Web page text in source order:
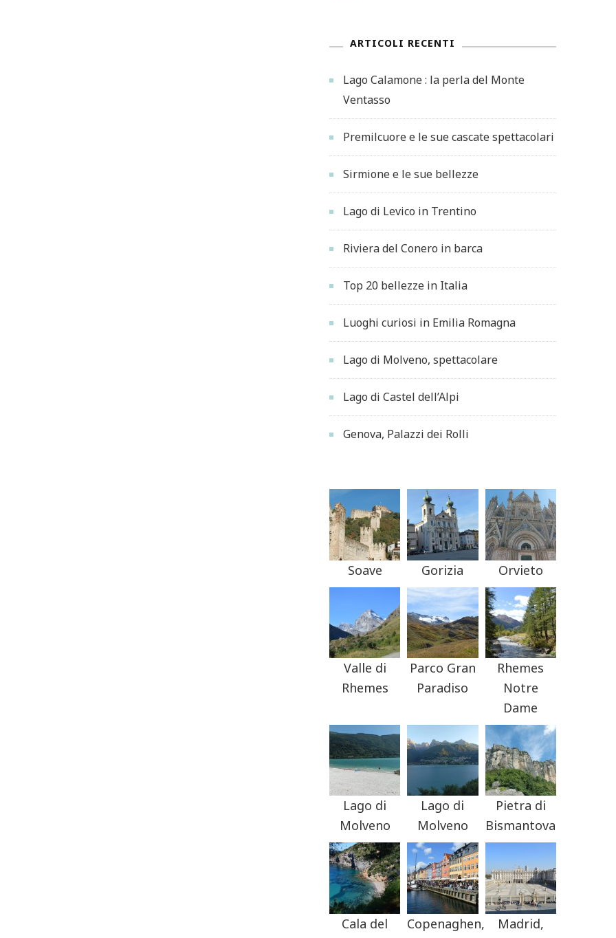
ARTICOLI RECENTI
Lago Calamone : la perla del Monte
Ventasso
Premilcuore e le sue cascate spettacolari
Sirmione e le sue bellezze
Lago di Levico in Trentino
Riviera del Conero in barca
Top 20 bellezze in Italia
Luoghi curiosi in Emilia Romagna
Lago di Molveno, spettacolare
Lago di Castel dell’Alpi
Genova, Palazzi dei Rolli
Soave Gorizia Orvieto
Valle di
Rhemes
Parco Gran
Paradiso
Rhemes
Notre
Dame
Lago di
Molveno
Lago di
Molveno
Pietra di
Bismantova
Cala del
Copenaghen,
Madrid,